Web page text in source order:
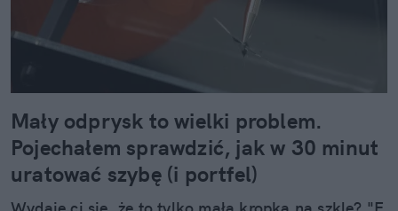
Mały odprysk to wielki problem.
Pojechałem sprawdzić, jak w 30 minut
uratować szybę (i portfel)